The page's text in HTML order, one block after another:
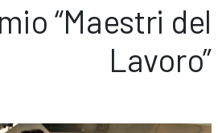
“Maestri del
Lavoro”